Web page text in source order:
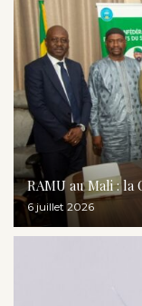
RAMU au Mali : la
6 juillet 2026